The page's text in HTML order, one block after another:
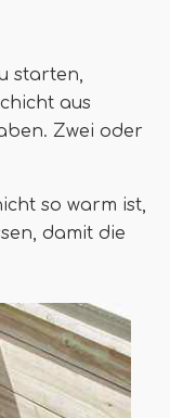
starten,
aus
Zwei oder
so warm ist,
damit die